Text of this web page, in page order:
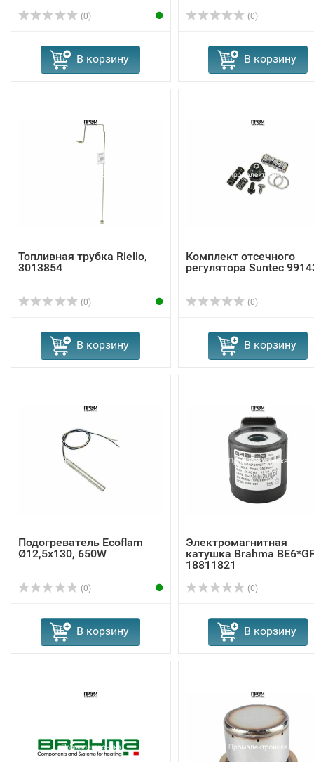
(0)
В корзину
(0)
В корзину
Топливная трубка Riello,
3013854
(0)
В корзину
Комплект отсечного
регулятора Suntec
(0)
В корзину
Подогреватель Ecoflam
Ø12,5x130, 650W
(0)
В корзину
Электромагнитная
катушка Brahma
18811821
(0)
В корзину